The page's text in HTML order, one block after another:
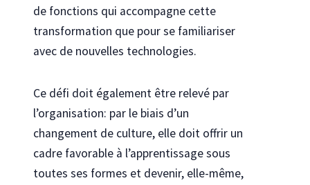
de fonctions qui accompagne cette
transformation que pour se familiariser
avec de nouvelles technologies.
Ce défi doit également être relevé par
l’organisation: par le biais d’un
changement de culture, elle doit offrir un
cadre favorable à l’apprentissage sous
toutes ses formes et devenir, elle-même,